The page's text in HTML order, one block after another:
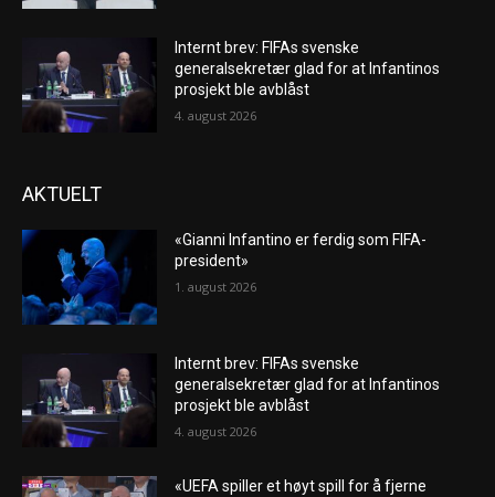
Internt brev: FIFAs svenske
generalsekretær glad for at Infantinos
prosjekt ble avblåst
4. august 2026
AKTUELT
«Gianni Infantino er ferdig som FIFA-
president»
1. august 2026
Internt brev: FIFAs svenske
generalsekretær glad for at Infantinos
prosjekt ble avblåst
4. august 2026
«UEFA spiller et høyt spill for å fjerne